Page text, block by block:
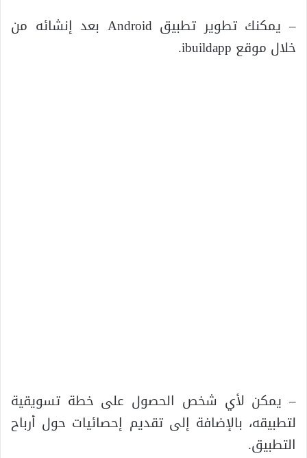
– يمكنك تطوير تطبيق Android بعد إنشائه من
خلال موقع ibuildapp.
– يمكن لأي شخص الحصول على خطة تسويقية
لتطبيقه، بالإضافة إلى تقديم إحصائيات حول أرباح
التطبيق.